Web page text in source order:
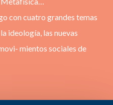
con cuatro grandes temas
ideología, las nuevas
mientos sociales de